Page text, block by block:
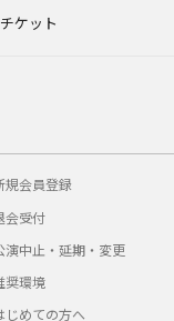
ケット
規会員登録
会受付
演中止・延期・変更
奨環境
じめての方へ